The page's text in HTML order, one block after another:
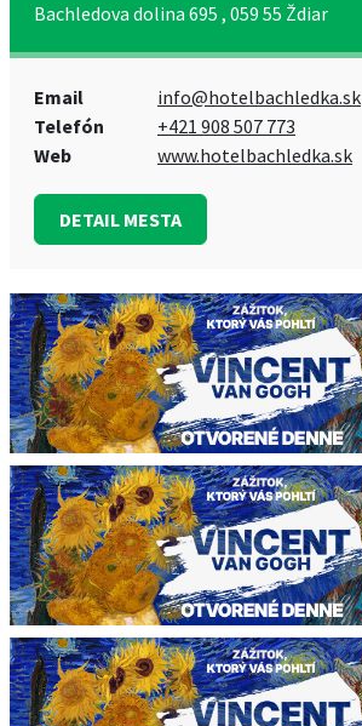
Bachledova dolina 695 , 059 55 Ždiar
Email
info@hotelbachledka.sk
Telefón
+421 908 507 773
Web
www.hotelbachledka.sk
DETAIL MESTA